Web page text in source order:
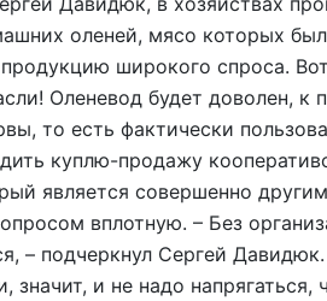
оленей, мясо которых
широкого спроса.
Оленевод будет доволен, к
то есть фактически
куплю-продажу
является совершенно
вплотную. – Без
– подчеркнул Сергей
значит, и не надо